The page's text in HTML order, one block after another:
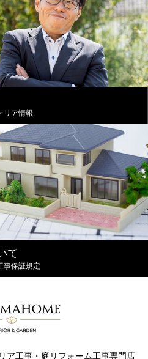
リア情報
て
事保証規定
ア工事・庭リフォーム工事専門店